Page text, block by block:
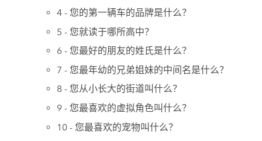
4 - 您的第一辆车的品牌是什么？
5 - 您就读于哪所高中？
6 - 您最好的朋友的姓氏是什么？
7 - 您最年幼的兄弟姐妹的中间名是什么？
8 - 您从小长大的街道叫什么？
9 - 您最喜欢的虚拟角色叫什么？
10 - 您最喜欢的宠物叫什么？